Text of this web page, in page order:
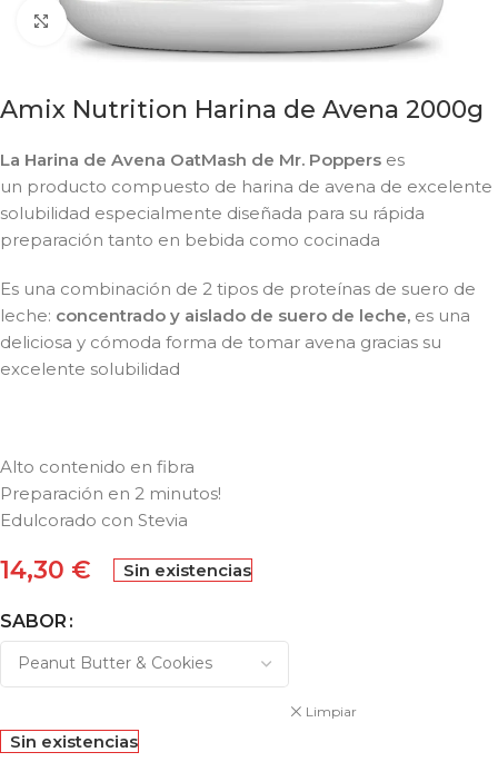
Click to enlarge
Amix Nutrition Harina de Avena 2000g
La Harina de Avena OatMash de Mr. Poppers es
un producto compuesto de harina de avena de excelente
solubilidad especialmente diseñada para su rápida
preparación tanto en bebida como cocinada
Es una combinación de 2 tipos de proteínas de suero de
leche: concentrado y aislado de suero de leche, es una
deliciosa y cómoda forma de tomar avena gracias su
excelente solubilidad
Alto contenido en fibra
Preparación en 2 minutos!
Edulcorado con Stevia
14,30 € Sin existencias
SABOR
Limpiar
Sin existencias